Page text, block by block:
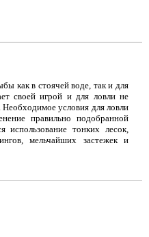
как в стоячей воде, так и для
своей игрой и для ловли не
условия для ловли
правильно подобранной
использование тонких лесок,
мельчайших застежек и